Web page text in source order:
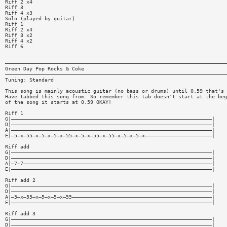
Riff 2 x4
Riff 3
Riff 4 x3
Solo (played by guitar)
Riff 1
Riff 2 x4
Riff 3 x2
Riff 4 x2
Riff 6
Green Day Pop Rocks & Coke
Tuning: Standard
This song is mainly acoustic guitar (no bass or drums) until 0.59 that's
Have tabbed this song from. So remember this tab doesn't start at the
of the song it starts at 0.59 OKAY!
Riff 1
G|——————————————————————————————————————————————————————————————————|
D|——————————————————————————————————————————————————————————————————|
A|——————————————————————————————————————————————————————————————————|
E|—5—x—55—x—5—x—5—x—55—x—5—x—55—x—55—x—5—x—5—x——————————————————————|
Riff add
G|——————————————————————————————————————————————————————————————————|
D|——————————————————————————————————————————————————————————————————|
A|—7—7——————————————————————————————————————————————————————————————|
E|——————————————————————————————————————————————————————————————————|
Riff add 2
G|——————————————————————————————————————————————————————————————————|
D|——————————————————————————————————————————————————————————————————|
A|—5—x—55—x—5—x—5—x—55——————————————————————————————————————————————|
E|——————————————————————————————————————————————————————————————————|
Riff add 3
G|——————————————————————————————————————————————————————————————————|
D|——————————————————————————————————————————————————————————————————|